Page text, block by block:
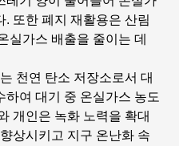
. 또한 폐지 재활용은 산림
실가스 배출을 줄이는 데
천연 탄소 저장소로서 대
하여 대기 중 온실가스 농도
개인은 녹화 노력을 확대
상시키고 지구 온난화 속